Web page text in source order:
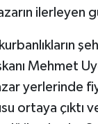
ilerleyen
Mehmet
yerlerinde
ortaya çıktı